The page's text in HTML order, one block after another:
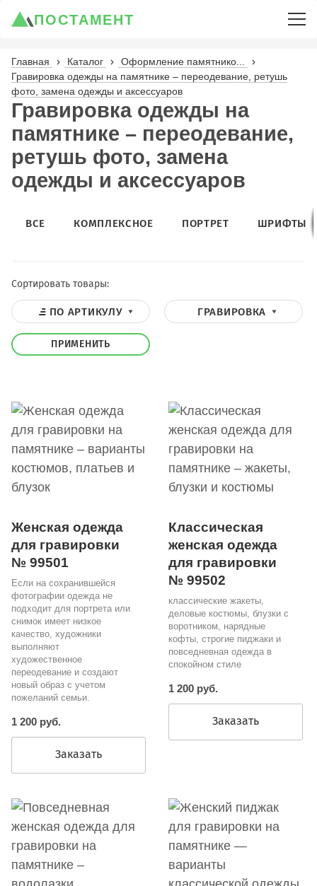
ПОСТАМЕНТ
Главная Каталог
Оформление памятнико...
Гравировка одежды на памятнике – переодевание, ретушь
фото, замена одежды и аксессуаров
Гравировка одежды на
памятнике – переодевание,
ретушь фото, замена
одежды и аксессуаров
ВСЕ КОМПЛЕКСНОЕ ПОРТРЕТ ШРИФТЫ
Сортировать товары:
ПО АРТИКУЛУ ГРАВИРОВКА
ПРИМЕНИТЬ
Женская одежда
для гравировки
№ 99501
Если на сохранившейся
фотографии одежда не
подходит для портрета или
снимок имеет низкое
качество, художники
выполняют
художественное
переодевание и создают
новый образ с учетом
пожеланий семьи.
1 200 руб.
Заказать
Классическая
женская одежда
для гравировки
№ 99502
классические жакеты,
деловые костюмы, блузки с
воротником, нарядные
кофты, строгие пиджаки и
повседневная одежда в
спокойном стиле
1 200 руб.
Заказать